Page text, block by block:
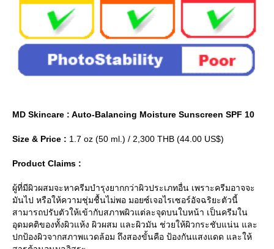
MD Skincare : Auto-Balancing Moisture Sunscreen SPF 10
Size & Price : 1.7 oz (50 ml.) / 2,300 THB (44.00 US$)
Product Claims :
ผู้ที่มีผิวผสมจะหาครีมบำรุงยากกว่าผิวประเภทอื่น เพราะครีมอาจจะ
มันไป หรือให้ความชุ่มชื้นไม่พอ มอยซ์เจอไรเซอร์อัจฉริยะตัวนี้
สามารถปรับตัวให้เข้ากับสภาพผิวแต่ละจุดบนใบหน้า เป็นครีมใน
อุดมคติของทั้งผิวแห้ง ผิวผสม และผิวมัน ช่วยให้ผิวกระชับแน่น และ
ปกป้องผิวจากสภาพแวดล้อม ถึงสองขั้นคือ ป้องกันแสงแดด และให้